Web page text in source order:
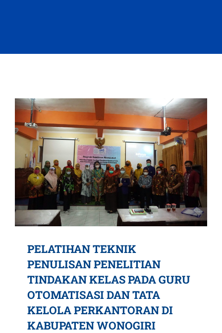
PELATIHAN TEKNIK
PENULISAN PENELITIAN
TINDAKAN KELAS PADA GURU
OTOMATISASI DAN TATA
KELOLA PERKANTORAN DI
KABUPATEN WONOGIRI